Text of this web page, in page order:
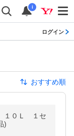
i
ログイン
おすすめ順
１０Ｌ １セ
)